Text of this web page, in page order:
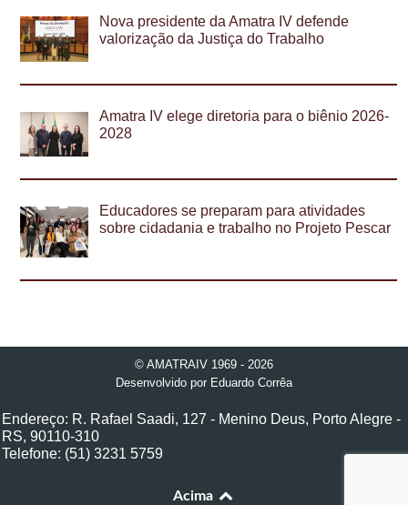
Nova presidente da Amatra IV defende
valorização da Justiça do Trabalho
Amatra IV elege diretoria para o biênio 2026-
2028
Educadores se preparam para atividades
sobre cidadania e trabalho no Projeto Pescar
© AMATRAIV 1969 - 2026
Desenvolvido por Eduardo Corrêa
Endereço: R. Rafael Saadi, 127 - Menino Deus, Porto Alegre -
RS, 90110-310
Telefone: (51) 3231 5759
Acima